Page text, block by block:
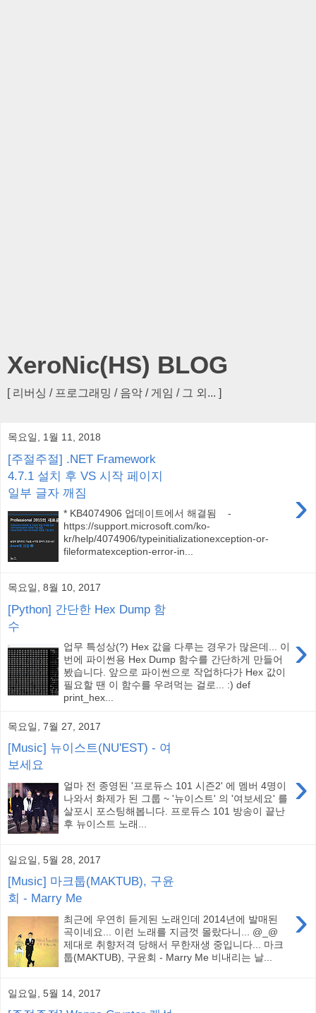
XeroNic(HS) BLOG
[ 리버싱 / 프로그래밍 / 음악 / 게임 / 그 외... ]
목요일, 1월 11, 2018
[주절주절] .NET Framework
4.7.1 설치 후 VS 시작 페이지
일부 글자 깨짐
›
* KB4074906 업데이트에서 해결됨 -
https://support.microsoft.com/ko-
kr/help/4074906/typeinitializationexception-or-
fileformatexception-error-in...
목요일, 8월 10, 2017
[Python] 간단한 Hex Dump 함
수
›
업무 특성상(?) Hex 값을 다루는 경우가 많은데... 이
번에 파이썬용 Hex Dump 함수를 간단하게 만들어
봤습니다. 앞으로 파이썬으로 작업하다가 Hex 값이
필요할 땐 이 함수를 우려먹는 걸로... :) def
print_hex...
목요일, 7월 27, 2017
[Music] 뉴이스트(NU'EST) - 여
보세요
›
얼마 전 종영된 '프로듀스 101 시즌2' 에 멤버 4명이
나와서 화제가 된 그룹 ~ '뉴이스트' 의 '여보세요' 를
살포시 포스팅해봅니다. 프로듀스 101 방송이 끝난
후 뉴이스트 노래...
일요일, 5월 28, 2017
[Music] 마크툽(MAKTUB), 구윤
회 - Marry Me
›
최근에 우연히 듣게된 노래인데 2014년에 발매된
곡이네요... 이런 노래를 지금껏 몰랐다니... @_@
제대로 취향저격 당해서 무한재생 중입니다... 마크
툽(MAKTUB), 구윤회 - Marry Me 비내리는 날...
일요일, 5월 14, 2017